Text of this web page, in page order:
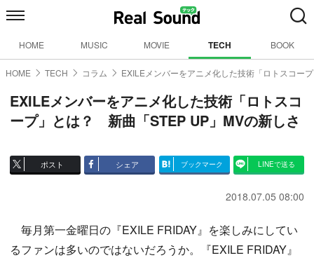
HOME MUSIC MOVIE TECH BOOK
HOME TECH コラム EXILEメンバーをアニメ化した技術「ロトスコー
EXILEメンバーをアニメ化した技術「ロトスコ
ープ」とは？ 新曲「STEP UP」MVの新しさ
ポスト シェア ブックマーク LINEで送る
2018.07.05 08:00
毎月第一金曜日の『EXILE FRIDAY』を楽しみにしてい
るファンは多いのではないだろうか。『EXILE FRIDAY』